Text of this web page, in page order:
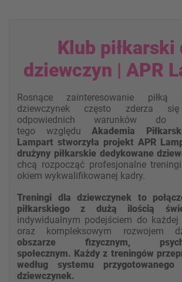
Klub piłkarski
dziewczyn | APR
Rosnące zainteresowanie piłką
dziewczynek często zderza
odpowiednich warunków
tego względu Akademia
Lampart stworzyła projekt APR
drużyny piłkarskie dedykowane
chcą rozpocząć profesjonalne
okiem wykwalifikowanej kadry.
Treningi dla dziewczynek to
piłkarskiego z dużą ilością
indywidualnym podejściem do
oraz kompleksowym rozwojem
obszarze fizycznym,
społecznym. Każdy z treningów
według systemu
dziewczynek.